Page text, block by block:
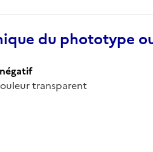
du phototype
transparent